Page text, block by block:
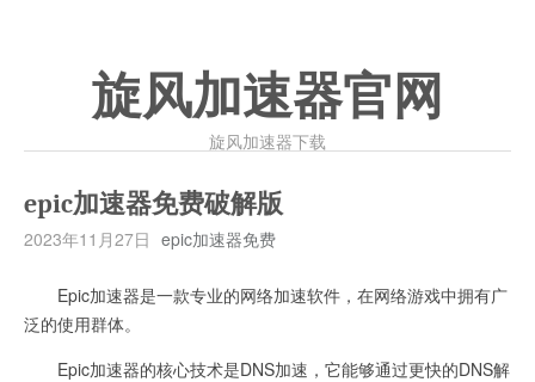
旋风加速器官网
旋风加速器下载
epic加速器免费破解版
2023年11月27日 epic加速器免费
Epic加速器是一款专业的网络加速软件，在网络游戏中拥有广
泛的使用群体。
Epic加速器的核心技术是DNS加速，它能够通过更快的DNS解